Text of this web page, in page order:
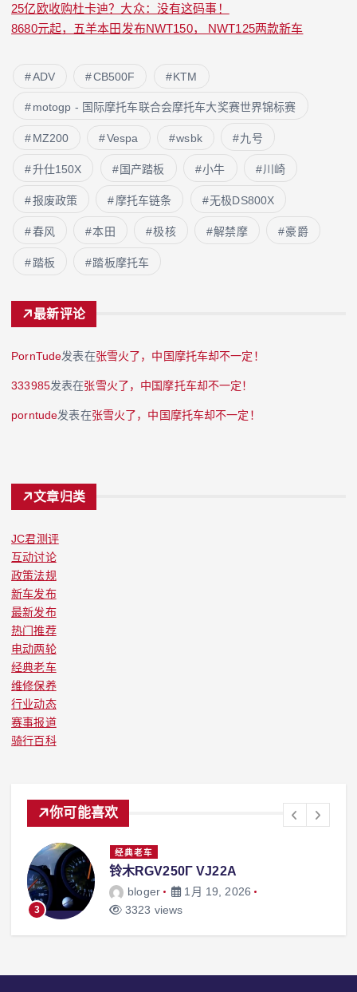
25亿欧收购杜卡迪？大众：没有这码事！
8680元起，五羊本田发布NWT150， NWT125两款新车
ADV CB500F KTM
motogp - 国际摩托车联合会摩托车大奖赛世界锦标赛
MZ200 Vespa wsbk 九号
升仕150X 国产踏板 小牛 川崎
报废政策 摩托车链条 无极DS800X
春风 本田 极核 解禁摩 豪爵
踏板 踏板摩托车
最新评论
PornTude发表在张雪火了，中国摩托车却不一定！
333985发表在张雪火了，中国摩托车却不一定！
porntude发表在张雪火了，中国摩托车却不一定！
文章归类
JC君测评
互动讨论
政策法规
新车发布
最新发布
热门推荐
电动两轮
经典老车
维修保养
行业动态
赛事报道
骑行百科
你可能喜欢
3
经典老车
铃木RGV250Γ VJ22A
bloger
1月 19, 2026
3323 views